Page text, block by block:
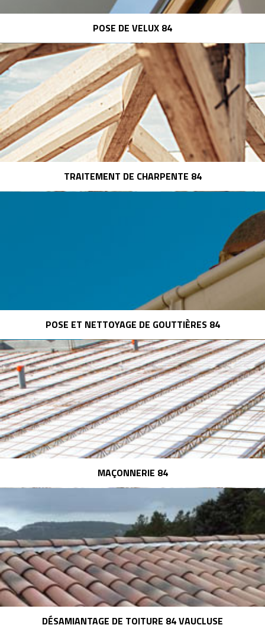
POSE DE VELUX 84
TRAITEMENT DE CHARPENTE 84
POSE ET NETTOYAGE DE GOUTTIÈRES 84
MAÇONNERIE 84
DÉSAMIANTAGE DE TOITURE 84 VAUCLUSE